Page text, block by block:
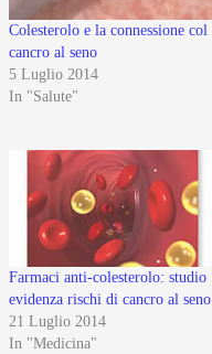
Colesterolo e la connessione col
cancro al seno
5 Luglio 2014
In "Salute"
Farmaci anti-colesterolo: studio
evidenza rischi di cancro al seno
21 Luglio 2014
In "Medicina"